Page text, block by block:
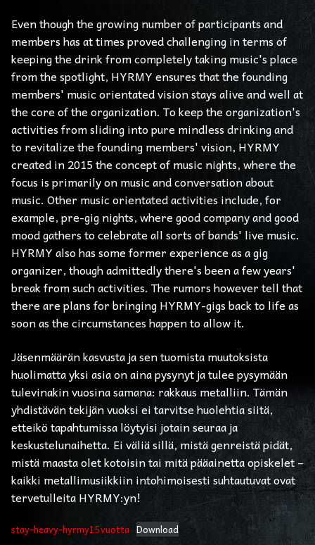
Even though the growing number of participants and
members has at times proved challenging in terms of
keeping the drink from completely taking music's place
from the spotlight, HYRMY ensures that the founding
members' music orientated vision stays alive and well at
the core of the organization. To keep the organization's
activities from sliding into pure mindless drinking and
to revitalize the founding members' vision, HYRMY
created in 2015 the concept of music nights, where the
focus is primarily on music and conversation about
music. Other music orientated activities include, for
example, pre-gig nights, where good company and good
mood gathers to celebrate all sorts of bands' live music.
HYRMY also has some former experience as a gig
organizer, though admittedly there's been a few years'
break from such activities. The rumors however tell that
there are plans for bringing HYRMY-gigs back to life as
soon as the circumstances happen to allow it.
Jäsenmäärän kasvusta ja sen tuomista muutoksista
huolimatta yksi asia on aina pysynyt ja tulee pysymään
tulevinakin vuosina samana: rakkaus metalliin. Tämän
yhdistävän tekijän vuoksi ei tarvitse huolehtia siitä,
etteikö tapahtumissa löytyisi jotain seuraa ja
keskustelunaihetta. Ei väliä sillä, mistä genreistä pidät,
mistä maasta olet kotoisin tai mitä pääainetta opiskelet –
kaikki metallimusiikkiin intohimoisesti suhtautuvat ovat
tervetulleita HYRMY:yn!
stay-heavy-hyrmy15vuotta Download